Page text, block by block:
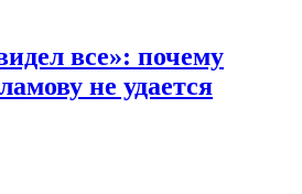
все»: почему
не удается